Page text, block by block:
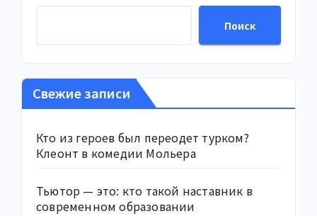
Поиск
Свежие записи
Кто из героев был переодет турком?
Клеонт в комедии Мольера
Тьютор — это: кто такой наставник в
современном образовании